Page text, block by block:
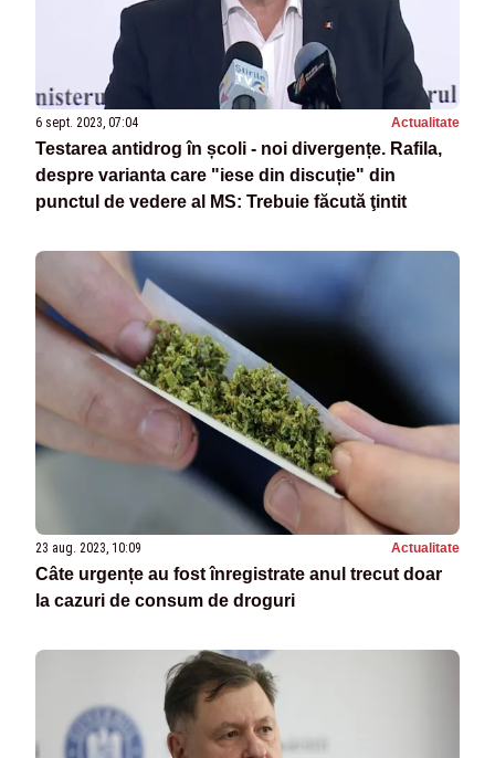
6 sept. 2023, 07:04 Actualitate
Testarea antidrog în școli - noi divergențe. Rafila,
despre varianta care "iese din discuție" din
punctul de vedere al MS: Trebuie făcută ţintit
23 aug. 2023, 10:09 Actualitate
Câte urgențe au fost înregistrate anul trecut doar
la cazuri de consum de droguri